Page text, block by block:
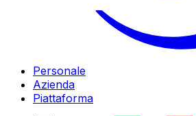
Personale
Azienda
Piattaforma